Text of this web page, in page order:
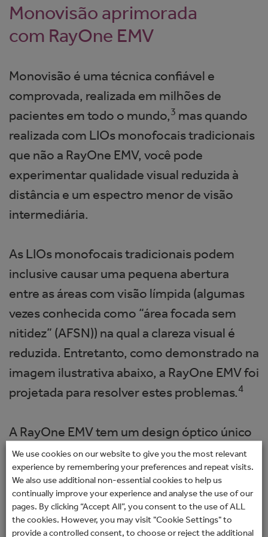
Monovisão aprimorada
com RayOne EMV
Monovisão é uma técnica confiável e
comprovada, realizada em milhões de
pacientes em todo o mundo,3 mas quando
realizada com LIOs monofocais tradicionais
que não a RayOne EMV, você pode
experimentar qualidade visual reduzida à
distância e um espectro menor de visão
intermediária.
As LIOs monofocais tradicionais podem
inclusive causar uma pequena abertura
entre as áreas com visão límpida (algumas
vezes conhecida como “área focada sem
nitidez” (AFSN)) na qual a clareza visual é
reduzida. Entretanto, como demonstrado na
imagem ilustrativa abaixo, a RayOne EMV foi
projetada para resolver estes problemas.4
A RayOne EMV tem um design óptico único
que proporciona uma visão ininterrupta em
toda a sua faixa focal, diminuindo a área
focada sem nitidez (AFSN).5 Também foi
projetada para oferecer uma visão mais
clara em condições de baixa luminosidade4
We use cookies on our website to give you the most relevant
experience by remembering your preferences and repeat visits.
We also use additional non-essential cookies to help us
continually improve your experience and analyse the use of our
pages. By clicking “Accept All”, you consent to the use of ALL
the cookies. However, you may visit "Cookie Settings" to
provide a controlled consent, to choose or reject the additional